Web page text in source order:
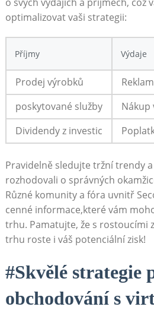
optimalizovat vaši strategii:
Příjmy Výdaje
Prodej výrobků
poskytované služby
Dividendy z investic
Pravidelně sledujte tržní trendy
rozhodovali o správných
Různé komunity a fóra uvnitř
cenné informace,které vám
trhu. Pamatujte, že s rostoucími
trhu roste i váš potenciální zisk!
#Skvělé strategie
obchodování s